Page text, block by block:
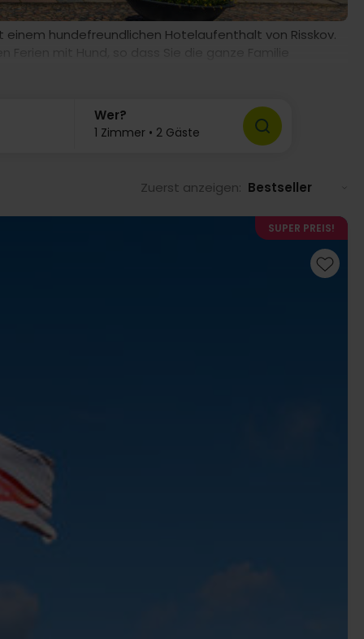
einem hundefreundlichen Hotelaufenthalt von Risskov.
mit Hund, so dass Sie die ganze Familie
in Odense!
Wer?
1 Zimmer • 2 Gäste
Zuerst anzeigen: Bestseller
SUPER PREIS!